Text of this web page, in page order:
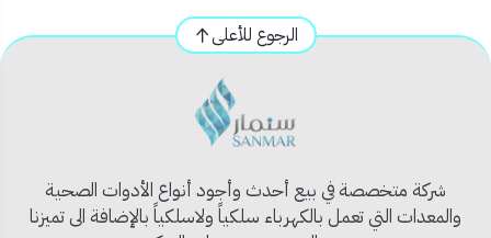
🧱 تصميم كلاسيكي أنيق باللون الأبيض يتناسب مع جميع
أنواع الديكور.
🛠️ سهل التركيب في الجدران ضمن مقاس 7x7.
💡 مناسب للبنية التحتية للشبكات في المنازل والمكاتب
فيش شبكة (RJ45) | تصميم كلاسيك | مقاس 7x7 | لون أبيض.
✅ الاستخدام المثالي:
الرجوع للأعلى
شركة متخصصة في بيع أحدث وأجود أنواع الأدوات الصحية
والمعدات التي تعمل بالكهرباء سلكياً ولاسلكياً بالإضافة الى تميزنا